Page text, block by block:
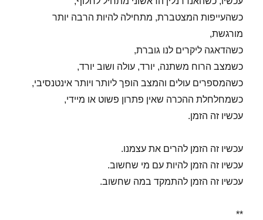
כשהעייפות המצטברת, מתחילה להיות הרבה יותר
מורגשת,
כשהדאגה ליקרים לנו גוברת,
כשמצב הרוח משתנה, יורד, עולה ושוב יורד,
כשהמספרים עולים והמצב הופך ליותר ויותר אינטנסיבי,
כשמחלחלת ההכרה שאין פתרון פשוט או מיידי,
עכשיו זה הזמן.
עכשיו זה הזמן להרים את עצמנו.
עכשיו זה הזמן להיות עם מי שחשוב.
עכשיו זה הזמן להתמקד במה שחשוב.
**